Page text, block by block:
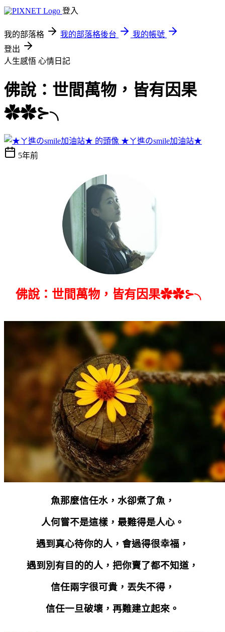
登入
我的部落格 我的部落格後台
我的帳號
登出
人生感悟 心情日記
佛說：世間萬物，皆有因果
✿✿⊱╮
★ㄚ進のsmile加油站★
5年前
佛說：世間萬物，皆有因果✿✿⊱╮
魚那麼信任水，水卻煮了魚，
人何嘗不是這樣，最難得是人心。
遇到真心待你的人，會過得很幸福，
遇到別有目的的人，把你賣了都不知道，
信任兩字很可貴，丟失不得，
信任一旦破壞，再難建立起來。